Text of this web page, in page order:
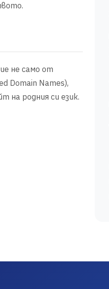
не само от
Domain Names),
на родния си език.